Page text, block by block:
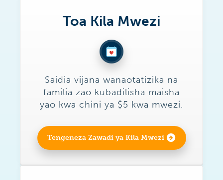
Toa Kila Mwezi
Saidia vijana wanaotatizika na
familia zao kubadilisha maisha
yao kwa chini ya $5 kwa mwezi.
Tengeneza Zawadi ya Kila Mwezi